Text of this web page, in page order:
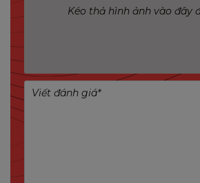
tấm năng lượng mặt trời
Hỗ trợ kết nối kép Wi-Fi và 4G, tự
khi mất kết nối
Độ phân giải 3K UHD, cho hình
Hỗ trợ quay ngang 340° và
toàn cảnh 360°
Phát hiện con người bằng AI
Kéo thả hình ảnh vào đây